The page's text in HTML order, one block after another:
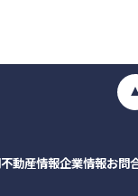
不動産情報企業情報お問